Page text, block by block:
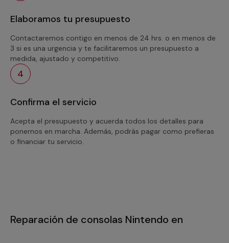
Elaboramos tu presupuesto
Contactaremos contigo en menos de 24 hrs. o en menos de
3 si es una urgencia y te facilitaremos un presupuesto a
medida, ajustado y competitivo.
4
Confirma el servicio
Acepta el presupuesto y acuerda todos los detalles para
ponernos en marcha. Además, podrás pagar como prefieras
o financiar tu servicio.
Reparación de consolas Nintendo en